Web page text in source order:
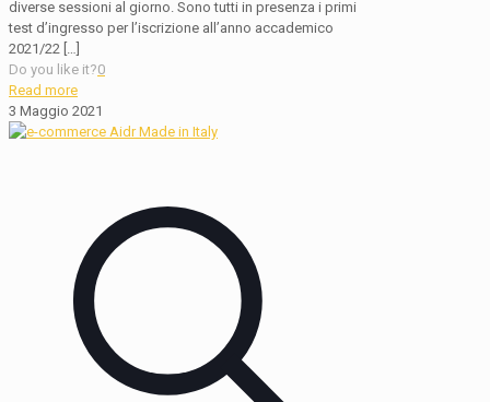
diverse sessioni al giorno. Sono tutti in presenza i primi
test d’ingresso per l’iscrizione all’anno accademico
2021/22 […]
Do you like it?0
Read more
3 Maggio 2021